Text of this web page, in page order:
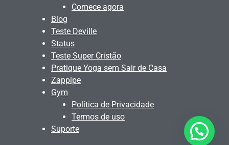
Comece agora
Blog
Teste Deville
Status
Teste Super Cristão
Pratique Yoga sem Sair de Casa
Zappipe
Gym
Política de Privacidade
Termos de uso
Suporte